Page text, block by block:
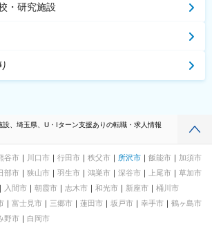
・研究施設
、埼玉県、U・Iターン支援ありの転職・求人情報
谷市 川口市 行田市 秩父市 所沢市 飯能市
加須市
部市 狭山市 羽生市 鴻巣市 深谷市 上尾市
草加市
入間市 朝霞市 志木市 和光市 新座市
桶川市
富士見市 三郷市 蓮田市 坂戸市 幸手市
鶴ヶ島市
野市
白岡市